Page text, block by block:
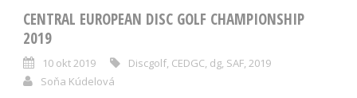
CENTRAL EUROPEAN DISC GOLF CHAMPIONSHIP
2019
10 okt 2019 Discgolf, CEDGC, dg, SAF, 2019
Soňa Kúdelová